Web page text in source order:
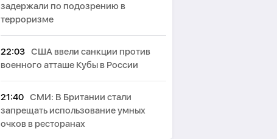
задержали по подозрению в
терроризме
22:03 США ввели санкции против
военного атташе Кубы в России
21:40 СМИ: В Британии стали
запрещать использование умных
очков в ресторанах